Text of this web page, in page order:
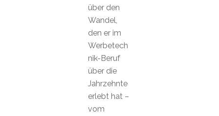
über den
Wandel,
den er im
Werbetech
nik-Beruf
über die
Jahrzehnte
erlebt hat –
vom